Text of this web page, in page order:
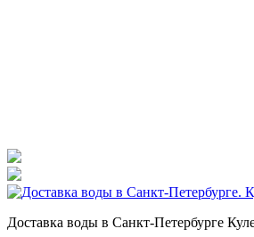
Доставка воды в Санкт-Петербурге